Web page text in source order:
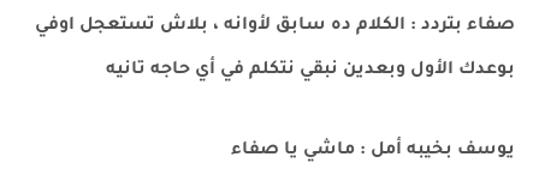
صفاء بتردد : الكلام ده سابق لأوانه ، بلاش تستعجل اوفي
بوعدك الأول وبعدين نبقي نتكلم في أي حاجه تانيه
يوسف بخيبه أمل : ماشي يا صفاء